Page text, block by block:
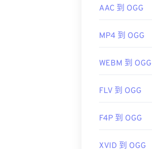
AAC 到 OGG
MP4 到 OGG
WEBM 到 OGG
FLV 到 OGG
F4P 到 OGG
XVID 到 OGG